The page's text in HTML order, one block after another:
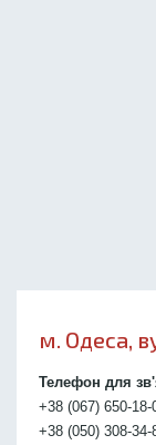
м. Одеса,
Телефон для
+38 (067) 650-18-
+38 (050) 308-34-